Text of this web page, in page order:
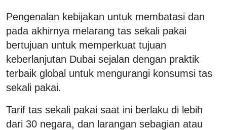
Pengenalan kebijakan untuk membatasi dan
pada akhirnya melarang tas sekali pakai
bertujuan untuk memperkuat tujuan
keberlanjutan Dubai sejalan dengan praktik
terbaik global untuk mengurangi konsumsi tas
sekali pakai.
Tarif tas sekali pakai saat ini berlaku di lebih
dari 30 negara, dan larangan sebagian atau